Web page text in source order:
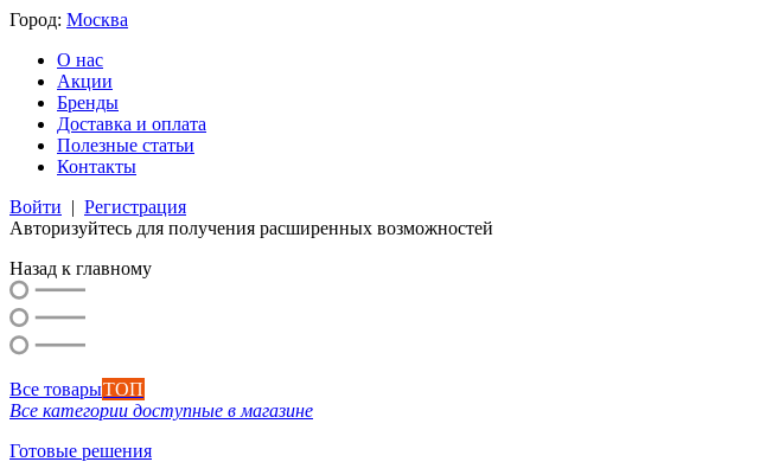
Город: Москва
О нас
Акции
Бренды
Доставка и оплата
Полезные статьи
Контакты
Войти | Регистрация
Авторизуйтесь для получения расширенных возможностей
Назад к главному
Все товарыТОП
Все категории доступные в магазине
Готовые решения